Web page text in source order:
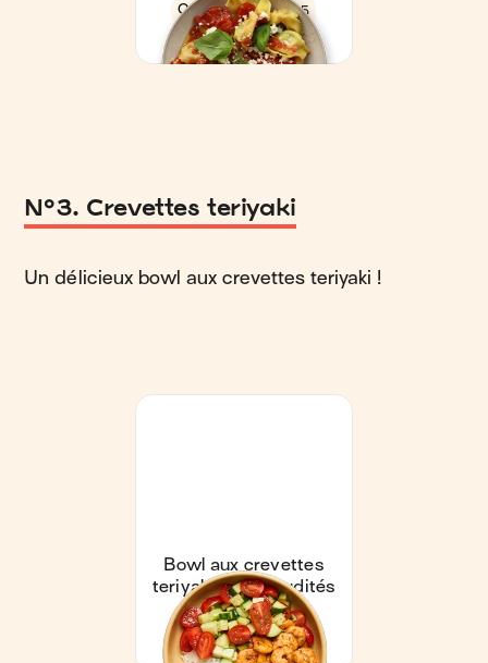
N°3. Crevettes teriyaki
Un délicieux bowl aux crevettes teriyaki !